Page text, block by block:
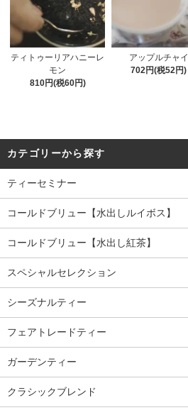
ティトゥーリアハニーレ
モン
810円(税60円)
アップルチャイ
702円(税52円)
カテゴリーから探す
ティーセミナー
コールドブリュー【水出しルイボス】
コールドブリュー【水出し紅茶】
スペシャルセレクション
シーズナルティー
フェアトレードティー
ガーデンティー
クラシックブレンド